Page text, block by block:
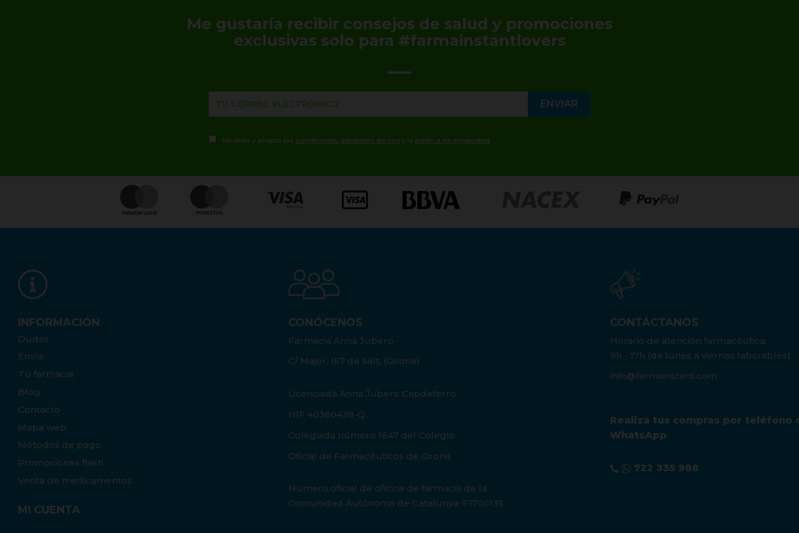
Me gustaría recibir consejos de salud y promociones
exclusivas solo para #farmainstantlovers
He leído y acepto las condiciones generales de uso y la política de privacidad
INFORMACIÓN
Dudas
Envío
Tu farmacia
Blog
Contacto
Mapa web
Métodos de pago
Promociones flash
Venta de medicamentos
MI CUENTA
CONÓCENOS
Farmacia Anna Jubero
C/ Major, 157 de Salt, (Girona)
Licenciada Anna Jubero Capdeferro
NIF 40360439-Q
Colegiada número 1647 del Colegio
Oficial de Farmacéuticos de Girona.
Número oficial de oficina de farmacia de la
Comunidad Autónoma de Catalunya: F1700135
CONTÁCTANOS
Horario de atención farmacéutica:
9h - 17h (de lunes a viernes laborables)
info@farmainstant.com
Realiza tus compras por teléfono
WhatsApp
722 335 988